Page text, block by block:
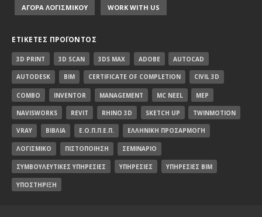
ΑΓΟΡΑ ΛΟΓΙΣΜΙΚΟΥ WORK WITH US
ΕΤΙΚΈΤΕΣ ΠΡΟΪΌΝΤΟΣ
3D PRINT 3D SCAN 3DS MAX ADOBE AUTOCAD
AUTODESK BIM CERTIFICATE OF COMPLETION CIVIL 3D
COMBO INVENTOR MANAGEMENT MC NEEL MEP
NAVISWORKS REVIT RHINO 3D SKETCH UP TWINMOTION
VRAY ΒΙΒΛΊΑ Ε.Ο.Π.Π.Ε.Π. ΕΛΛΗΝΙΚΉ ΠΡΟΣΑΡΜΟΓΉ
ΛΟΓΙΣΜΙΚΌ ΠΙΣΤΟΠΟΊΗΣΗ ΣΕΜΙΝΆΡΙΟ
ΣΥΜΒΟΥΛΕΥΤΙΚΈΣ ΥΠΗΡΕΣΊΕΣ ΥΠΗΡΕΣΊΕΣ ΥΠΗΡΕΣΊΕΣ BIM
ΥΠΟΣΤΉΡΙΞΗ